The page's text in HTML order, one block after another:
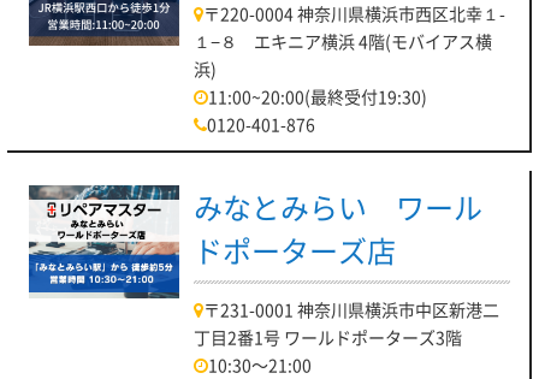
〒220-0004 神奈川県横浜市西区北幸１-
１−８ エキニア横浜 4階(モバイアス横
浜)
11:00~20:00(最終受付19:30)
0120-401-876
みなとみらい ワール
ドポーターズ店
〒231-0001 神奈川県横浜市中区新港二
丁目2番1号 ワールドポーターズ3階
10:30～21:00